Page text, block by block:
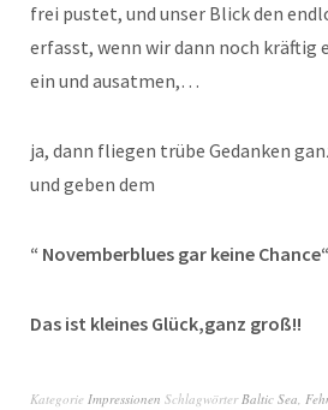
frei pustet, und unser Blick den
erfasst, wenn wir dann noch kräftig
ein und ausatmen,…
ja, dann fliegen trübe Gedanken
und geben dem
“ Novemberblues gar keine Chance“
Das ist kleines Glück,ganz groß!!
Kategorie Impressionen SchlagwörterBaltic Sea,